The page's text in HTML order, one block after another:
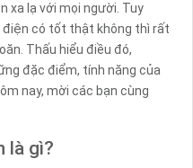
xa lạ với mọi người. Tuy
điện có tốt thật không thì rất
Thấu hiểu điều đó,
đặc điểm, tính năng của
nay, mời các bạn cùng
là gì?